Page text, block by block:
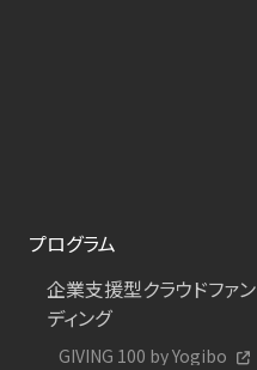
プログラム
企業支援型クラウドファン
ディング
GIVING 100 by Yogibo